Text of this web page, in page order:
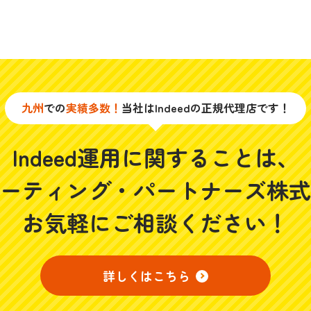
九州での実績多数！ 当社はIndeedの正規代理店です！
Indeed運用に関することは、
ティング・パートナーズ株
お気軽にご相談ください！
詳しくはこちら